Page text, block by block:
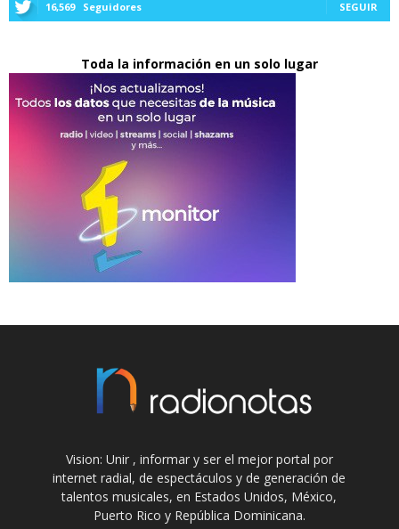
16,569 Seguidores SEGUIR
Toda la información en un solo lugar
Vision: Unir , informar y ser el mejor portal por
internet radial, de espectáculos y de generación de
talentos musicales, en Estados Unidos, México,
Puerto Rico y República Dominicana.